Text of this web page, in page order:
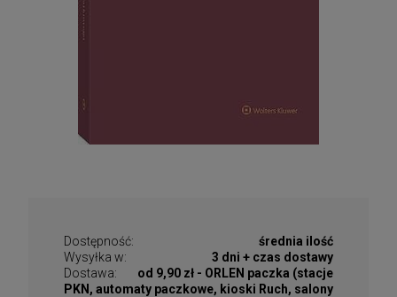
Dostępność:
średnia ilość
Wysyłka w:
3 dni + czas dostawy
Dostawa:
od 9,90 zł - ORLEN paczka (stacje
PKN, automaty paczkowe, kioski Ruch, salony